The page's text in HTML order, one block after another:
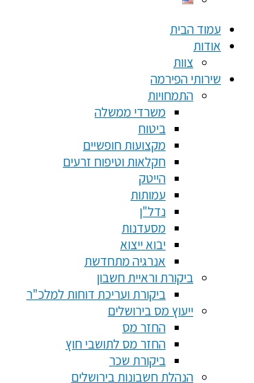
עמוד הבית
אודות
צוות
שירותי הפירמה
התמחויות
משרדי ממשלה
ביטוח
מקצועות חופשיים
חקלאות וטיפוח זרעים
הייטק
עמותות
נדל"ן
מסעדנות
יבוא ייצוא
אנרגיה מתחדשת
ביקורת וראיית חשבון
ביקורת ועריכת דוחות למלכ"ר
ייעוץ מס בירושלים
החזר מס
החזר מס לתושבי חוץ
ביקורת שכר
הנהלת חשבונות בירושלים